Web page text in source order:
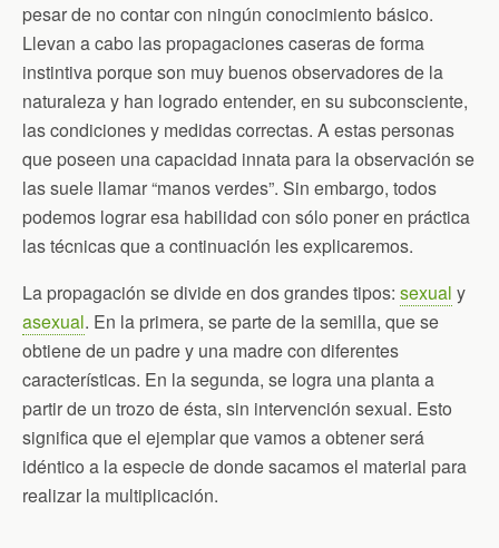
pesar de no contar con ningún conocimiento básico.
Llevan a cabo las propagaciones caseras de forma
instintiva porque son muy buenos observadores de la
naturaleza y han logrado entender, en su subconsciente,
las condiciones y medidas correctas. A estas personas
que poseen una capacidad innata para la observación se
las suele llamar “manos verdes”. Sin embargo, todos
podemos lograr esa habilidad con sólo poner en práctica
las técnicas que a continuación les explicaremos.
La propagación se divide en dos grandes tipos: sexual y
asexual. En la primera, se parte de la semilla, que se
obtiene de un padre y una madre con diferentes
características. En la segunda, se logra una planta a
partir de un trozo de ésta, sin intervención sexual. Esto
significa que el ejemplar que vamos a obtener será
idéntico a la especie de donde sacamos el material para
realizar la multiplicación.